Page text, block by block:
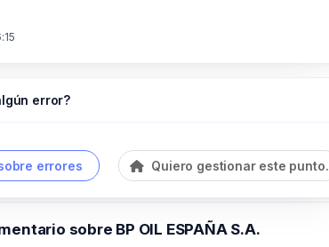
error?
errores Quiero gestionar este punto.
sobre BP OIL ESPAÑA S.A.